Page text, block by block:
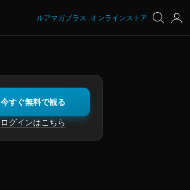
ルアマガプラス オンラインストア
今すぐ無料で観る
ログインはこちら